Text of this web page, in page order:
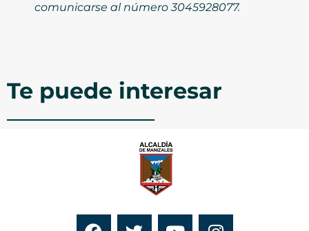
comunicarse al número 3045928077.
Te puede interesar